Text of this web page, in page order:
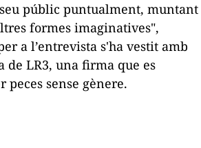
públic puntualment, muntant
formes imaginatives",
a l’entrevista s'ha vestit amb
de LR3, una firma que es
peces sense gènere.